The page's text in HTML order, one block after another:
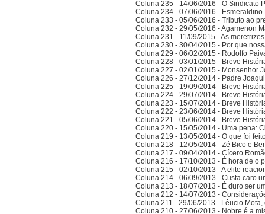
Coluna 235 - 14/06/2016 - O Sindicato
Coluna 234 - 07/06/2016 -
Coluna 233 - 05/06/2016 - Tributo ao
Coluna 232 - 29/05/2016 - Agamenon
Coluna 231 - 11/09/2015 - As
Coluna 230 - 30/04/2015 - Por que
Coluna 229 - 06/02/2015 - Rodolfo
Coluna 228 - 03/01/2015 - Breve
Coluna 227 - 02/01/2015 - Monsenhor
Coluna 226 - 27/12/2014 - Padre
Coluna 225 - 19/09/2014 - Breve
Coluna 224 - 29/07/2014 - Breve
Coluna 223 - 15/07/2014 - Breve
Coluna 222 - 23/06/2014 - Breve
Coluna 221 - 05/06/2014 - Breve
Coluna 220 - 15/05/2014 - Uma pena:
Coluna 219 - 13/05/2014 - O que foi
Coluna 218 - 12/05/2014 - Zé Bico e
Coluna 217 - 09/04/2014 - Cícero
Coluna 216 - 17/10/2013 - É hora de o
Coluna 215 - 02/10/2013 - A elite
Coluna 214 - 06/09/2013 - Custa caro
Coluna 213 - 18/07/2013 - É duro ser
Coluna 212 - 14/07/2013 -
Coluna 211 - 29/06/2013 - Lêucio
Coluna 210 - 27/06/2013 - Nobre é a